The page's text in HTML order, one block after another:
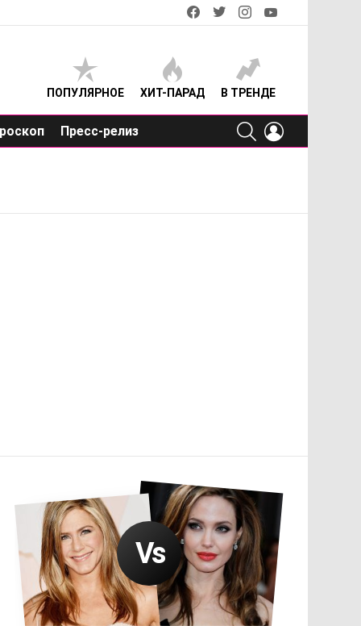
facebooktwitterinstagram
ПОПУЛЯРНОЕ ХИТ-ПАРАД В ТРЕНДЕ
Пресс-релиз
SEARCH